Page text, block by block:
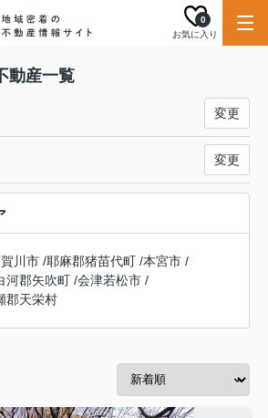
お気に入り
0
動産一覧
変更
変更
川市 /耶麻郡猪苗代町 /本宮市 /
河郡矢吹町 /会津若松市 /
郡天栄村